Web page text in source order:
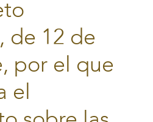
de 12 de
por el que
el